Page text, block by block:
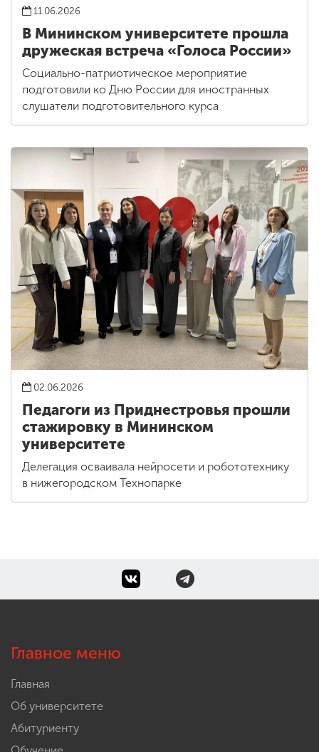
11.06.2026
В Мининском университете прошла
дружеская встреча «Голоса России»
Социально-патриотическое мероприятие
подготовили ко Дню России для иностранных
слушатели подготовительного курса
02.06.2026
Педагоги из Приднестровья прошли
стажировку в Мининском
университете
Делегация осваивала нейросети и робототехнику
в нижегородском Технопарке
Главное меню
Главная
Об университете
Абитуриенту